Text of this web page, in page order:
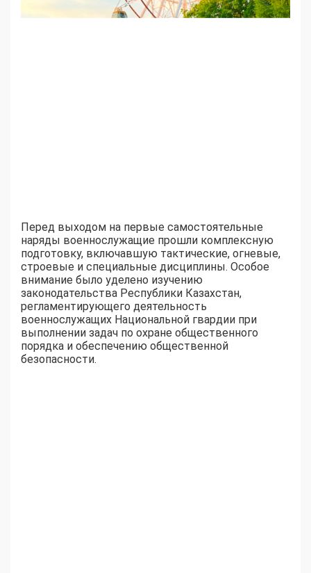
Перед выходом на первые самостоятельные
наряды военнослужащие прошли комплексную
подготовку, включавшую тактические, огневые,
строевые и специальные дисциплины. Особое
внимание было уделено изучению
законодательства Республики Казахстан,
регламентирующего деятельность
военнослужащих Национальной гвардии при
выполнении задач по охране общественного
порядка и обеспечению общественной
безопасности.